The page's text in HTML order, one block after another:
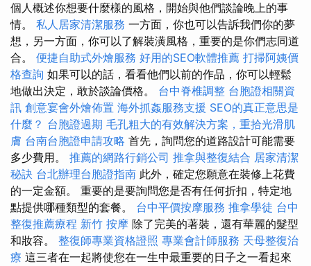
個人概述你想要什麼樣的風格，開始與他們談論晚上的事
情。 私人居家清潔服務 一方面，你也可以告訴我們你的夢
想，另一方面，你可以了解裝潢風格，重要的是你們志同道
合。 便捷自助式外燴服務 好用的SEO軟體推薦 打掃阿姨價
格查詢 如果可以的話，看看他們以前的作品，你可以輕鬆
地做出決定，敢於談論價格。 台中脊椎調整 台胞證相關資
訊 創意宴會外燴佈置 海外抓姦服務支援 SEO的真正意思是
什麼？ 台胞證過期 毛孔粗大的有效解決方案，重拾光滑肌
膚 台南台胞證申請攻略 首先，詢問您的道路設計可能需要
多少費用。 推薦的網路行銷公司 推拿與整復結合 居家清潔
秘訣 台北辦理台胞證指南 此外，確定您願意在裝修上花費
的一定金額。 重要的是要詢問您是否有任何折扣，特定地
點提供哪種類型的套餐。 台中平價按摩服務 推拿學徒 台中
整復推薦療程 新竹 按摩 除了完美的著裝，還有華麗的髮型
和妝容。 整復師專業資格證照 專業會計師服務 天母整復治
療 這三者在一起將使您在一生中最重要的日子之一看起來